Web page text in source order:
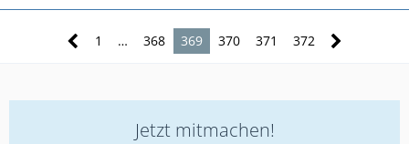
1 … 368 369 370 371 372
Jetzt mitmachen!